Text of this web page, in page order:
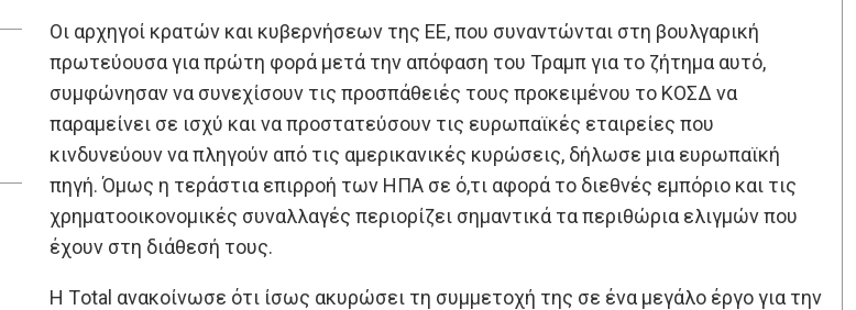
Οι αρχηγοί κρατών και κυβερνήσεων της ΕΕ, που συναντώνται στη βουλγαρική
πρωτεύουσα για πρώτη φορά μετά την απόφαση του Τραμπ για το ζήτημα αυτό,
συμφώνησαν να συνεχίσουν τις προσπάθειές τους προκειμένου το ΚΟΣΔ να
παραμείνει σε ισχύ και να προστατεύσουν τις ευρωπαϊκές εταιρείες που
κινδυνεύουν να πληγούν από τις αμερικανικές κυρώσεις, δήλωσε μια ευρωπαϊκή
πηγή. Όμως η τεράστια επιρροή των ΗΠΑ σε ό,τι αφορά το διεθνές εμπόριο και τις
χρηματοοικονομικές συναλλαγές περιορίζει σημαντικά τα περιθώρια ελιγμών που
έχουν στη διάθεσή τους.
Η Τotal ανακοίνωσε ότι ίσως ακυρώσει τη συμμετοχή της σε ένα μεγάλο έργο για την